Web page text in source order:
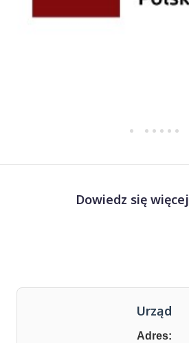
Dowiedz się więcej
Urząd
Adres: